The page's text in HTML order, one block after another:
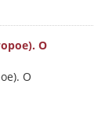
О
О